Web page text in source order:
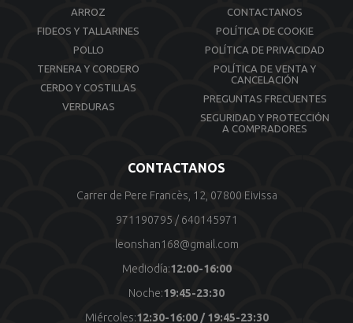
ARROZ
FIDEOS Y TALLARINES
POLLO
TERNERA Y CORDERO
CERDO Y COSTILLAS
VERDURAS
CONTACTANOS
POLÍTICA DE COOKIE
POLÍTICA DE PRIVACIDAD
POLÍTICA DE VENTA Y
CANCELACIÓN
PREGUNTAS FRECUENTES
SEGURIDAD Y PROTECCIÓN
A COMPRADORES
CONTACTANOS
Carrer de Pere Francès, 12, 07800 Eivissa
971190795 / 640145971
leonshan168@gmail.com
Mediodía:12:00-16:00
Noche:19:45-23:30
Miércoles:12:30-16:00 / 19:45-23:30